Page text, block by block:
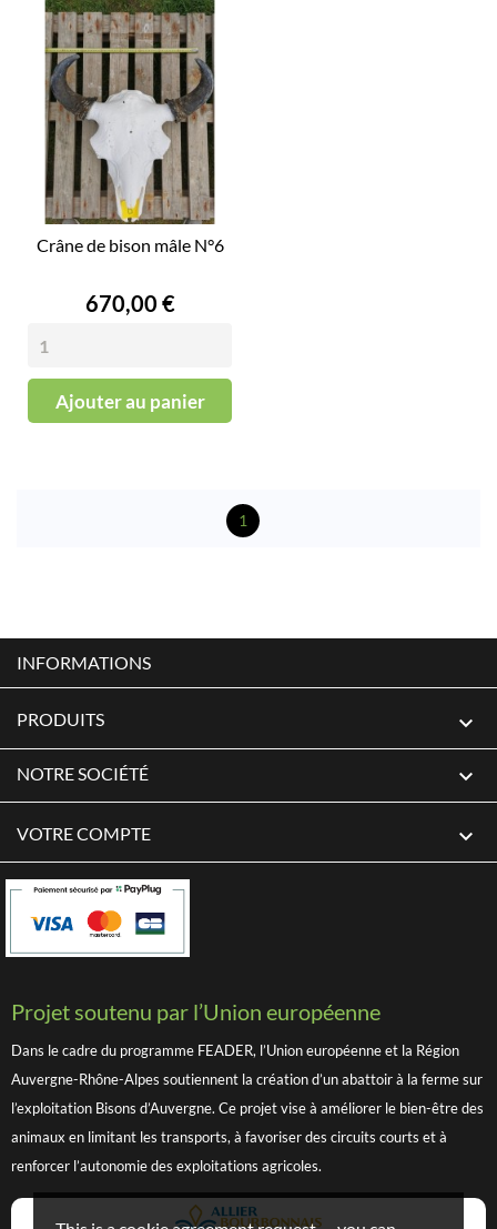
Crâne de bison mâle N°6
Prix
670,00 €
Ajouter au panier
1
INFORMATIONS
PRODUITS 
NOTRE SOCIÉTÉ 
VOTRE COMPTE 
Projet soutenu par l’Union européenne
Dans le cadre du programme FEADER, l’Union européenne et la Région
Auvergne-Rhône-Alpes soutiennent la création d’un abattoir à la ferme sur
l’exploitation Bisons d’Auvergne. Ce projet vise à améliorer le bien-être des
animaux en limitant les transports, à favoriser des circuits courts et à
renforcer l’autonomie des exploitations agricoles.